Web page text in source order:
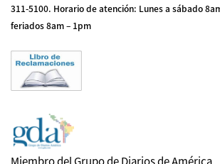
311-5100. Horario de atención: Lunes a sábado
feriados 8am – 1pm
Miembro del Grupo de Diarios de América